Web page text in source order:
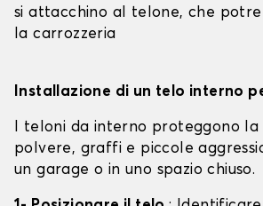
si attacchino al telone, che
la carrozzeria
Installazione di un telo interno
I teloni da interno proteggono la
polvere, graffi e piccole
un garage o in uno spazio chiuso.